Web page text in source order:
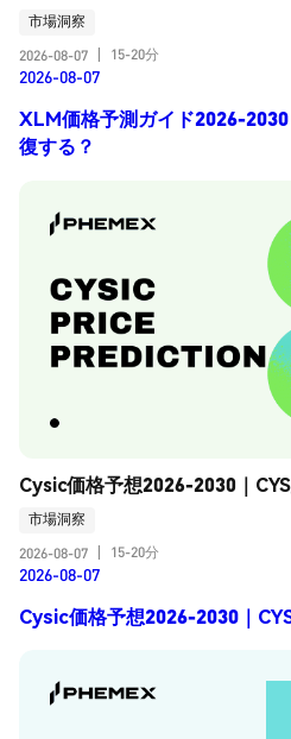
市場洞察
2026-08-07
15-20分
2026-08-07
XLM価格予測ガイド2026-
復する？
Cysic価格予想2026-2030｜
市場洞察
2026-08-07
15-20分
2026-08-07
Cysic価格予想2026-2030｜